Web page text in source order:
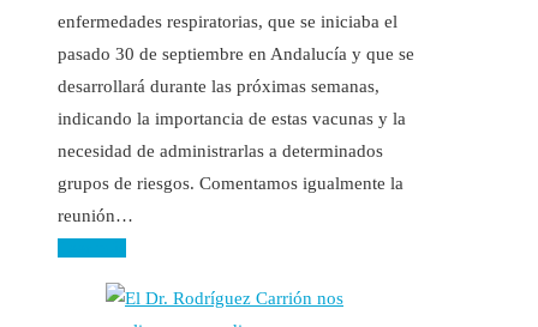
enfermedades respiratorias, que se iniciaba el
pasado 30 de septiembre en Andalucía y que se
desarrollará durante las próximas semanas,
indicando la importancia de estas vacunas y la
necesidad de administrarlas a determinados
grupos de riesgos. Comentamos igualmente la
reunión…